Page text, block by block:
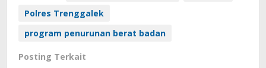
Polres Trenggalek
program penurunan berat badan
Posting Terkait